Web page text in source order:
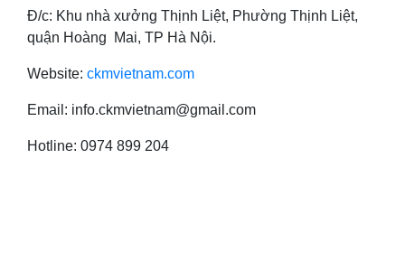
Đ/c: Khu nhà xưởng Thịnh Liệt, Phường Thịnh Liệt,
quận Hoàng Mai, TP Hà Nội.
Website: ckmvietnam.com
Email: info.ckmvietnam@gmail.com
Hotline: 0974 899 204